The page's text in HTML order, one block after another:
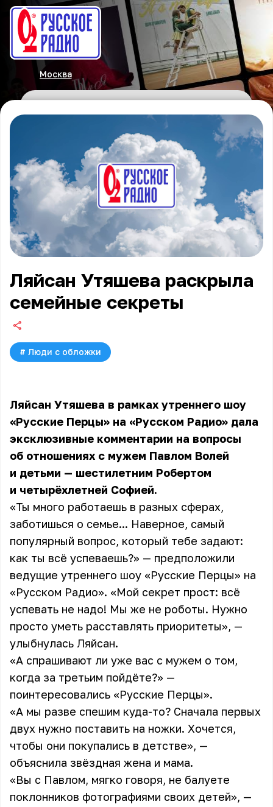
Москва
Ляйсан Утяшева раскрыла
семейные секреты
# Люди с обложки
Ляйсан Утяшева в рамках утреннего шоу
«Русские Перцы» на «Русском Радио» дала
эксклюзивные комментарии на вопросы
об отношениях с мужем Павлом Волей
и детьми — шестилетним Робертом
и четырёхлетней Софией.
«Ты много работаешь в разных сферах,
заботишься о семье... Наверное, самый
популярный вопрос, который тебе задают:
как ты всё успеваешь?» — предположили
ведущие утреннего шоу «Русские Перцы» на
«Русском Радио». «Мой секрет прост: всё
успевать не надо! Мы же не роботы. Нужно
просто уметь расставлять приоритеты», —
улыбнулась Ляйсан.
«А спрашивают ли уже вас с мужем о том,
когда за третьим пойдёте?» —
поинтересовались «Русские Перцы».
«А мы разве спешим куда-то? Сначала первых
двух нужно поставить на ножки. Хочется,
чтобы они покупались в детстве», —
объяснила звёздная жена и мама.
«Вы с Павлом, мягко говоря, не балуете
поклонников фотографиями своих детей», —